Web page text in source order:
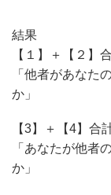
結果
【１】＋【２】
「他者があなた
か」
【3】＋【4】合
「あなたが他者
か」